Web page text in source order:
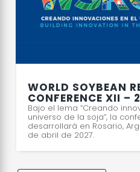
WORLD SOYBEAN
CONFERENCE XII –
Bajo el lema “Creando
universo de la soja”, la
desarrollará en Rosario,
de abril de 2027.